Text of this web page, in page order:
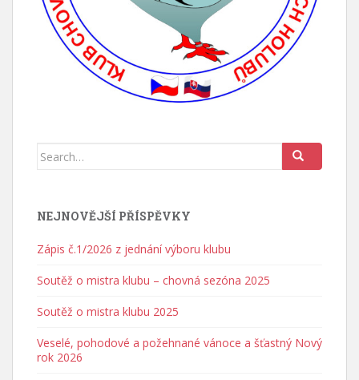
Search for:
NEJNOVĚJŠÍ PŘÍSPĚVKY
Zápis č.1/2026 z jednání výboru klubu
Soutěž o mistra klubu – chovná sezóna 2025
Soutěž o mistra klubu 2025
Veselé, pohodové a požehnané vánoce a šťastný Nový
rok 2026